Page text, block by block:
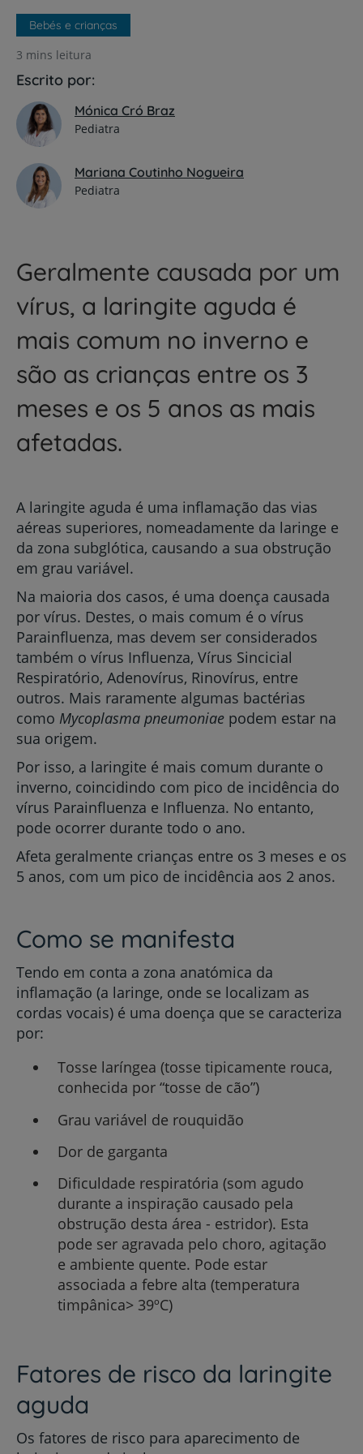
Bebés e crianças
3 mins leitura
Escrito por:
Mónica Cró Braz
Pediatra
Mariana Coutinho Nogueira
Pediatra
Geralmente causada por um
vírus, a laringite aguda é
mais comum no inverno e
são as crianças entre os 3
meses e os 5 anos as mais
afetadas.
A laringite aguda é uma inflamação das vias
aéreas superiores, nomeadamente da laringe e
da zona subglótica, causando a sua obstrução
em grau variável.
Na maioria dos casos, é uma doença causada
por vírus. Destes, o mais comum é o vírus
Parainfluenza, mas devem ser considerados
também o vírus Influenza, Vírus Sincicial
Respiratório, Adenovírus, Rinovírus, entre
outros. Mais raramente algumas bactérias
como Mycoplasma pneumoniae podem estar na
sua origem.
Por isso, a laringite é mais comum durante o
inverno, coincidindo com pico de incidência do
vírus Parainfluenza e Influenza. No entanto,
pode ocorrer durante todo o ano.
Afeta geralmente crianças entre os 3 meses e os
5 anos, com um pico de incidência aos 2 anos.
Como se manifesta
Tendo em conta a zona anatómica da
inflamação (a laringe, onde se localizam as
cordas vocais) é uma doença que se caracteriza
por:
Tosse laríngea (tosse tipicamente rouca,
conhecida por “tosse de cão”)
Grau variável de rouquidão
Dor de garganta
Dificuldade respiratória (som agudo
durante a inspiração causado pela
obstrução desta área - estridor). Esta
pode ser agravada pelo choro, agitação
e ambiente quente. Pode estar
associada a febre alta (temperatura
timpânica> 39ºC)
Fatores de risco da laringite
aguda
Os fatores de risco para aparecimento de